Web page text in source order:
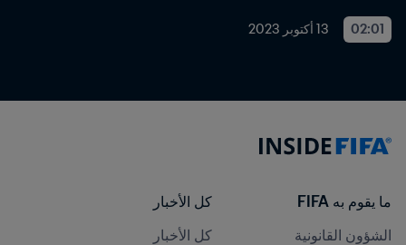
02:01 13 أكتوبر 2023
ما يقوم به FIFA
الشؤون القانونية
كل الأخبار
كل الأخبار